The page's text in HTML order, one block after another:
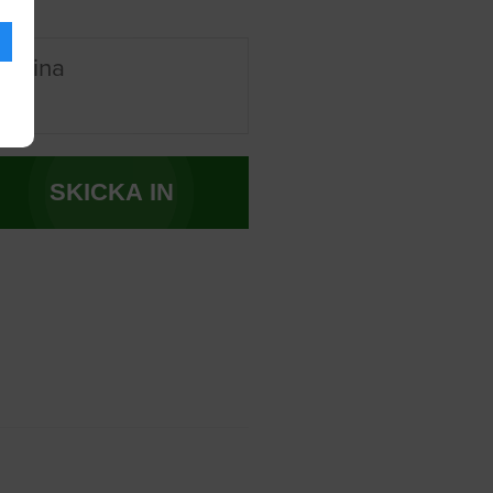
mina
SKICKA IN